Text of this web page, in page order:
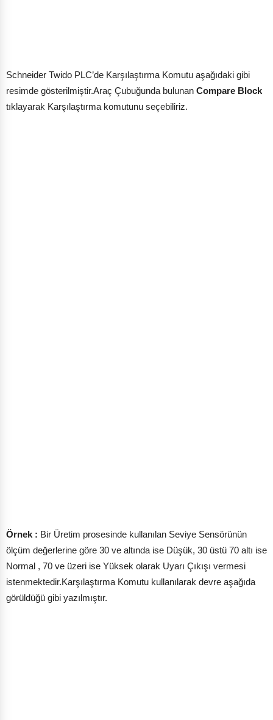
Schneider Twido PLC’de Karşılaştırma Komutu aşağıdaki gibi
resimde gösterilmiştir.Araç Çubuğunda bulunan Compare Block
tıklayarak Karşılaştırma komutunu seçebiliriz.
Örnek : Bir Üretim prosesinde kullanılan Seviye Sensörünün
ölçüm değerlerine göre 30 ve altında ise Düşük, 30 üstü 70 altı ise
Normal , 70 ve üzeri ise Yüksek olarak Uyarı Çıkışı vermesi
istenmektedir.Karşılaştırma Komutu kullanılarak devre aşağıda
görüldüğü gibi yazılmıştır.